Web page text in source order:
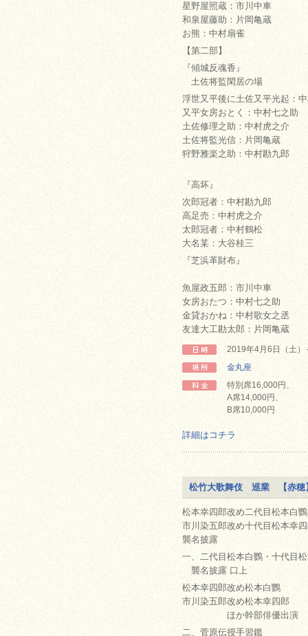
星野屋照蔵：市川中車
和泉屋藤助：片岡亀蔵
お熊：中村扇雀
【第二部】
『傾城反魂香』
土佐将監閑居の場
浮世又平後に土佐又平光起：
又平女房おとく：中村七之助
土佐修理之助：中村虎之介
土佐将監光信：片岡亀蔵
狩野雅楽之助：中村勘九郎
『高坏』
次郎冠者：中村勘九郎
高足売：中村虎之介
太郎冠者：中村鶴松
大名某：大谷桂三
『芝浜革財布』
魚屋政五郎：市川中車
女房おたつ：中村七之助
金貸おかね：中村歌女之丞
友達大工勘太郎：片岡亀蔵
2019年4月6日（土）
金丸座
特別席16,000円、
A席14,000円、
B席10,000円
詳細はコチラ
松竹大歌舞伎 巡業 【赤穂
松本幸四郎改め二代目松本白鸚
市川染五郎改め十代目松本幸
襲名披露
一、二代目松本白鸚・十代目
襲名披露 口上
松本幸四郎改め松本白鸚
市川染五郎改め松本幸四郎
ほか幹部俳優出演
二、菅原伝授手習鑑